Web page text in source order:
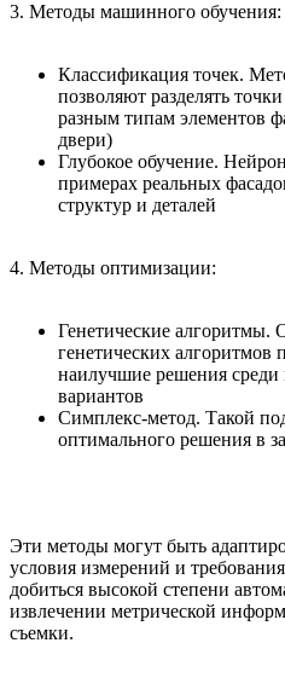
3. Методы машинного обучения:
Классификация точек.
позволяют разделять
разным типам элементов
двери)
Глубокое обучение.
примерах реальных
структур и деталей
4. Методы оптимизации:
Генетические алгоритмы.
генетических алгоритмов
наилучшие решения
вариантов
Симплекс-метод. Такой
оптимального решения в
Эти методы могут быть
условия измерений и
добиться высокой степени
извлечении метрической
съемки.